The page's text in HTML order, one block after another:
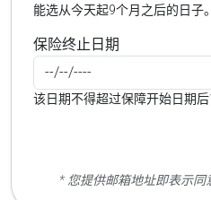
能选从今天起9个月之后的日子。
保险终止日期
该日期不得超过保障开始日期后
* 您提供邮箱地址即表示同